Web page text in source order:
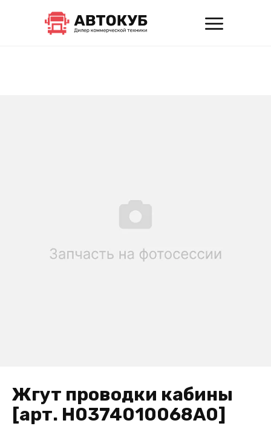
Жгут проводки кабины
[арт. H0374010068A0]